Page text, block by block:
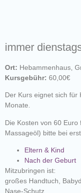
immer
Ort: Hebammenhaus,
Kursgebühr: 60,00€
Der Kurs eignet sich für
Monate.
Die Kosten von 60 Euro
Massageöl) bitte bei
Eltern & Kind
Nach der Geburt
Mitzubringen ist:
großes Handtuch,
Nase-Schutz